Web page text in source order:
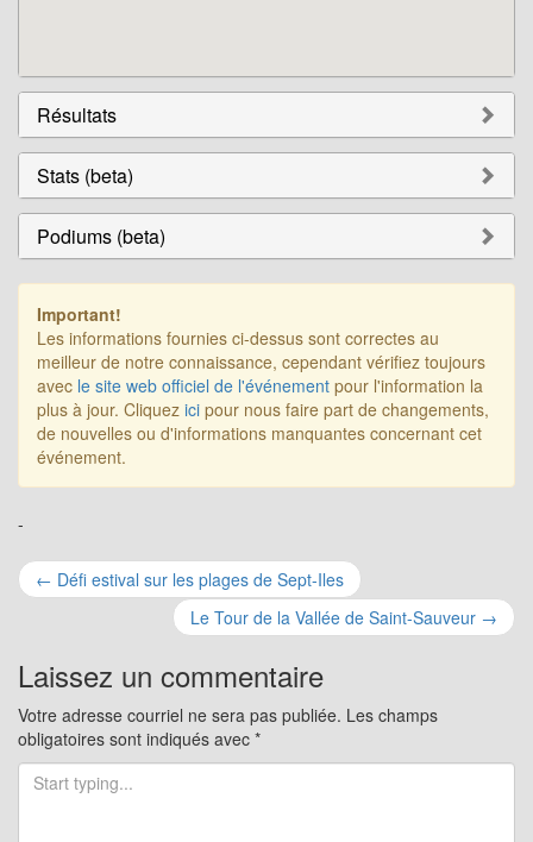
Résultats
Stats (beta)
Podiums (beta)
Important!
Les informations fournies ci-dessus sont correctes au
meilleur de notre connaissance, cependant vérifiez toujours
avec le site web officiel de l'événement pour l'information la
plus à jour. Cliquez ici pour nous faire part de changements,
de nouvelles ou d'informations manquantes concernant cet
événement.
-
Navigation
les
articles
← Défi estival sur les plages de Sept-Iles
Le Tour de la Vallée de Saint-Sauveur →
Laissez un commentaire
Votre adresse courriel ne sera pas publiée. Les champs
obligatoires sont indiqués avec *